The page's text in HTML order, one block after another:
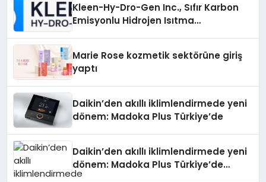
Kleen-Hy-Dro-Gen Inc., Sıfır Karbon
Emisyonlu Hidrojen Isıtma
Marie Rose kozmetik sektörüne giriş
yaptı
Daikin’den akıllı iklimlendirmede yeni
dönem: Madoka Plus Türkiye’de
Daikin’den akıllı iklimlendirmede yeni
dönem: Madoka Plus Türkiye’de
Daikin’in kullanıcı dostu tasarımıyla